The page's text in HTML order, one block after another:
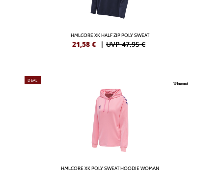
HMLCORE XK HALF ZIP POLY SWEAT
21,58 € | UVP 47,95 €
DEAL
HMLCORE XK POLY SWEAT HOODIE WOMAN